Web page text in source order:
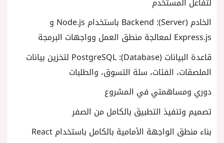
الخادم (Server): Backend باستخدام Node.js و
Express.js لمعالجة منطق العمل وواجهات البرمجة
قاعدة البيانات (Database): PostgreSQL لتخزين بيانات
الملصقات، الفئات، سلة التسوق، والطلبات
دوري ومساهمتي في المشروع
تصميم وتنفيذ التطبيق بالكامل من الصفر
بناء منطق الواجهة الأمامية بالكامل باستخدام React